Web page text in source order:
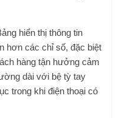
hiển thị thông tin
hơn các chỉ số, đặc biệt
hàng tận hưởng cảm
dài với bệ tỳ tay
trong khi điện thoại có